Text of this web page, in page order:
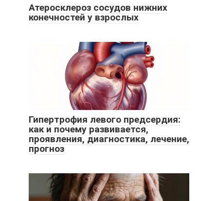
Атеросклероз сосудов нижних
конечностей у взрослых
Гипертрофия левого предсердия:
как и почему развивается,
проявления, диагностика, лечение,
прогноз